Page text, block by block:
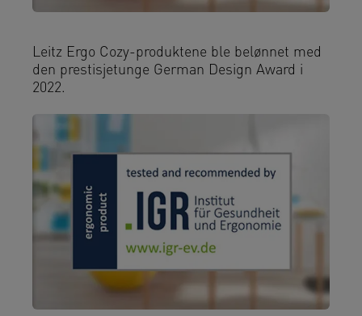
Leitz Ergo Cozy-produktene ble belønnet med
den prestisjetunge German Design Award i
2022.